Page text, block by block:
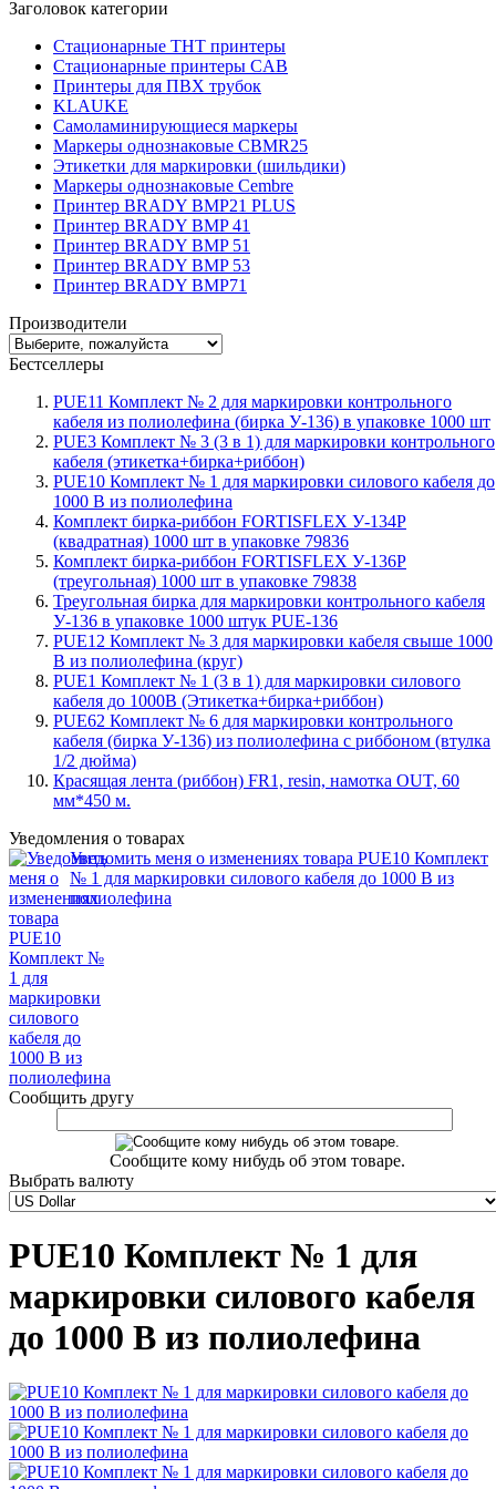
Заголовок категории
Стационарные THT принтеры
Стационарные принтеры CAB
Принтеры для ПВХ трубок
KLAUKE
Самоламинирующиеся маркеры
Маркеры однознаковые CBMR25
Этикетки для маркировки (шильдики)
Маркеры однознаковые Cembre
Принтер BRADY BMP21 PLUS
Принтер BRADY BMP 41
Принтер BRADY BMP 51
Принтер BRADY BMP 53
Принтер BRADY BMP71
Производители
Бестселлеры
PUE11 Комплект № 2 для маркировки контрольного
кабеля из полиолефина (бирка У-136) в упаковке 1000 шт
PUE3 Комплект № 3 (3 в 1) для маркировки контрольного
кабеля (этикетка+бирка+риббон)
PUE10 Комплект № 1 для маркировки силового кабеля до
1000 В из полиолефина
Комплект бирка-риббон FORTISFLEX У-134Р
(квадратная) 1000 шт в упаковке 79836
Комплект бирка-риббон FORTISFLEX У-136Р
(треугольная) 1000 шт в упаковке 79838
Треугольная бирка для маркировки контрольного кабеля
У-136 в упаковке 1000 штук PUE-136
PUE12 Комплект № 3 для маркировки кабеля свыше 1000
В из полиолефина (круг)
PUE1 Комплект № 1 (3 в 1) для маркировки силового
кабеля до 1000В (Этикетка+бирка+риббон)
PUE62 Комплект № 6 для маркировки контрольного
кабеля (бирка У-136) из полиолефина с риббоном (втулка
1/2 дюйма)
Красящая лента (риббон) FR1, resin, намотка OUT, 60
мм*450 м.
Уведомления о товарах
Уведомить меня о изменениях товара PUE10 Комплект
№ 1 для маркировки силового кабеля до 1000 В из
полиолефина
Сообщить другу
Сообщите кому нибудь об этом товаре.
Выбрать валюту
PUE10 Комплект № 1 для
маркировки силового кабеля
до 1000 В из полиолефина